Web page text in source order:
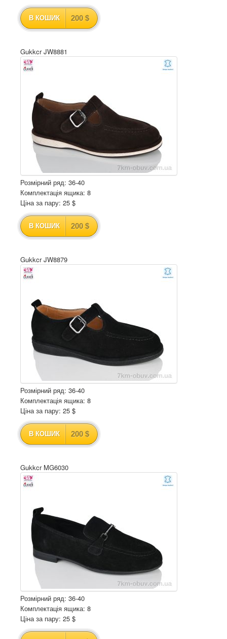
В КОШИК 200 $
Gukkcr JW8881
Розмірний ряд: 36-40
Комплектація ящика: 8
Ціна за пару: 25 $
В КОШИК 200 $
Gukkcr JW8879
Розмірний ряд: 36-40
Комплектація ящика: 8
Ціна за пару: 25 $
В КОШИК 200 $
Gukkcr MG6030
Розмірний ряд: 36-40
Комплектація ящика: 8
Ціна за пару: 25 $